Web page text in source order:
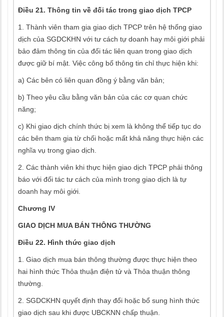
Điều 21. Thông tin về đối tác trong giao dịch TPCP
1. Thành viên tham gia giao dịch TPCP trên hệ thống giao
dịch của SGDCKHN với tư cách tự doanh hay môi giới phải
bảo đảm thông tin của đối tác liên quan trong giao dịch
được giữ bí mật. Việc công bố thông tin chỉ thực hiện khi:
a) Các bên có liên quan đồng ý bằng văn bản;
b) Theo yêu cầu bằng văn bản của các cơ quan chức
năng;
c) Khi giao dịch chính thức bị xem là không thể tiếp tục do
các bên tham gia từ chối hoặc mất khả năng thực hiện các
nghĩa vụ trong giao dịch.
2. Các thành viên khi thực hiện giao dịch TPCP phải thông
báo với đối tác tư cách của mình trong giao dịch là tự
doanh hay môi giới.
Chương IV
GIAO DỊCH MUA BÁN THÔNG THƯỜNG
Điều 22. Hình thức giao dịch
1. Giao dịch mua bán thông thường được thực hiện theo
hai hình thức Thỏa thuận điện tử và Thỏa thuận thông
thường.
2. SGDCKHN quyết định thay đổi hoặc bổ sung hình thức
giao dịch sau khi được UBCKNN chấp thuận.